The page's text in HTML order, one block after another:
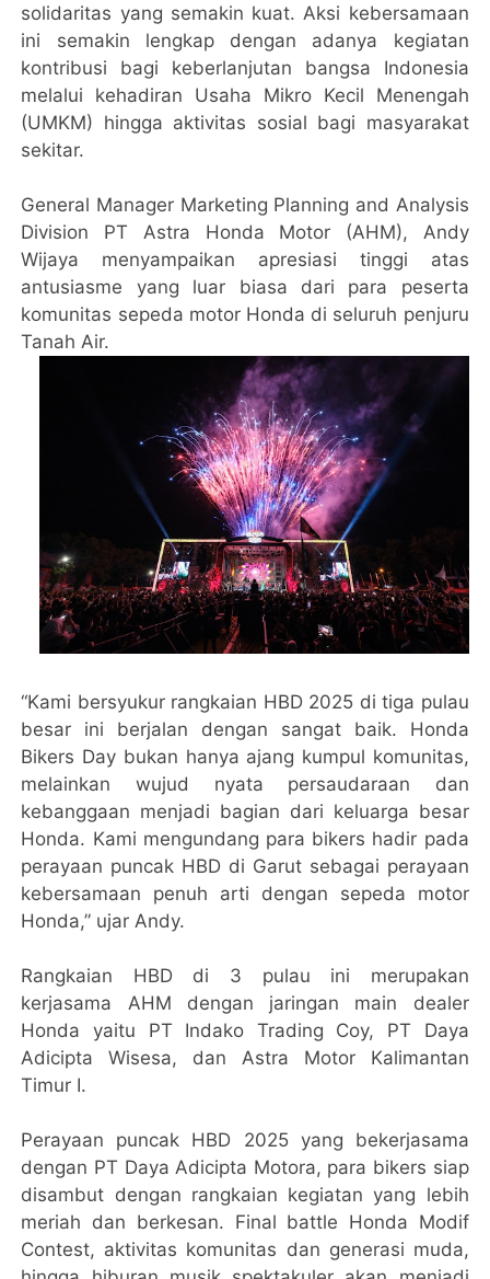
solidaritas yang semakin kuat. Aksi kebersamaan
ini semakin lengkap dengan adanya kegiatan
kontribusi bagi keberlanjutan bangsa Indonesia
melalui kehadiran Usaha Mikro Kecil Menengah
(UMKM) hingga aktivitas sosial bagi masyarakat
sekitar.
General Manager Marketing Planning and Analysis
Division PT Astra Honda Motor (AHM), Andy
Wijaya menyampaikan apresiasi tinggi atas
antusiasme yang luar biasa dari para peserta
komunitas sepeda motor Honda di seluruh penjuru
Tanah Air.
“Kami bersyukur rangkaian HBD 2025 di tiga pulau
besar ini berjalan dengan sangat baik. Honda
Bikers Day bukan hanya ajang kumpul komunitas,
melainkan wujud nyata persaudaraan dan
kebanggaan menjadi bagian dari keluarga besar
Honda. Kami mengundang para bikers hadir pada
perayaan puncak HBD di Garut sebagai perayaan
kebersamaan penuh arti dengan sepeda motor
Honda,” ujar Andy.
Rangkaian HBD di 3 pulau ini merupakan
kerjasama AHM dengan jaringan main dealer
Honda yaitu PT Indako Trading Coy, PT Daya
Adicipta Wisesa, dan Astra Motor Kalimantan
Timur I.
Perayaan puncak HBD 2025 yang bekerjasama
dengan PT Daya Adicipta Motora, para bikers siap
disambut dengan rangkaian kegiatan yang lebih
meriah dan berkesan. Final battle Honda Modif
Contest, aktivitas komunitas dan generasi muda,